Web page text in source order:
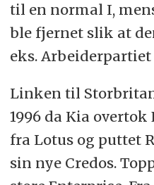
til en normal I,
ble fjernet slik at
eks.
Linken til
1996 da Kia
fra Lotus og puttet
sin nye Credos.